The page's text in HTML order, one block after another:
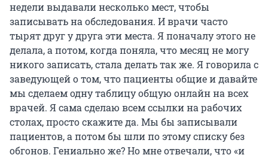
недели выдавали несколько мест, чтобы
записывать на обследования. И врачи часто
тырят друг у друга эти места. Я поначалу этого не
делала, а потом, когда поняла, что месяц не могу
никого записать, стала делать так же. Я говорила с
заведующей о том, что пациенты общие и давайте
мы сделаем одну таблицу общую онлайн на всех
врачей. Я сама сделаю всем ссылки на рабочих
столах, просто скажите да. Мы бы записывали
пациентов, а потом бы шли по этому списку без
обгонов. Гениально же? Но мне отвечали, что «и